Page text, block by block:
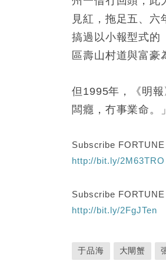
見紅，拖足五、
搞過以小報型式的
區壽山村道與富豪
但1995年，《明
闆癮，冇事業命。
Subscribe
http://bit.ly/2M63TRO
Subscribe
http://bit.ly/2FgJTen
于品海 大閘蟹